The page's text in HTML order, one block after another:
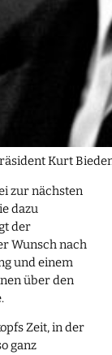
Kurt
zur nächsten
dazu
der
Wunsch nach
und einem
über den
Zeit, in der
ganz